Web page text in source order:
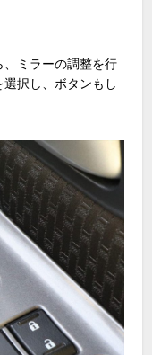
ミラーの調整を行
択し、ボタンもし